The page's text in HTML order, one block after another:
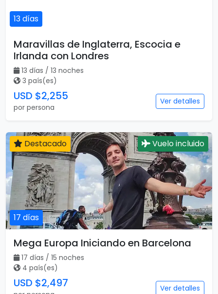
13 días
Maravillas de Inglaterra, Escocia e
Irlanda con Londres
13 días / 13 noches
3 país(es)
USD $2,255
por persona
Ver detalles
17 días
Destacado Vuelo incluido
Mega Europa Iniciando en Barcelona
17 días / 15 noches
4 país(es)
USD $2,497 Ver detalles